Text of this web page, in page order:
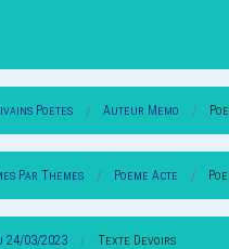
Poetes Auteur Memo
Par Themes Poeme Acte
24/03/2023 Texte Devoirs